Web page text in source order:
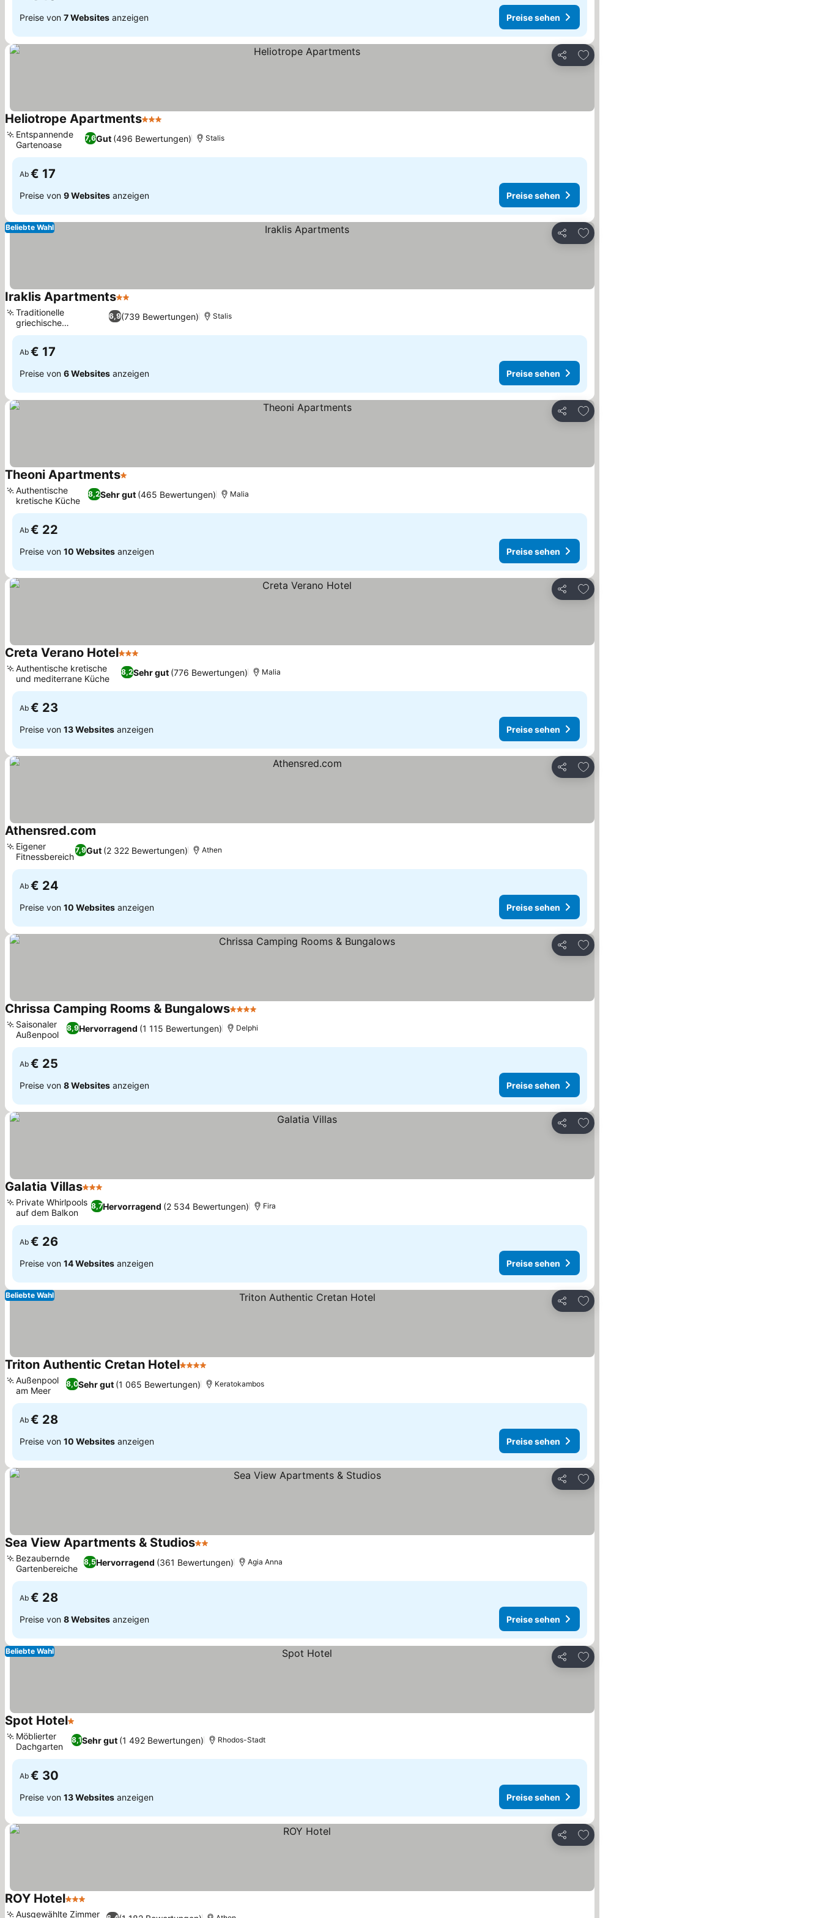
Preise von 7 Websites anzeigen Preise sehen
Teilen
Zu Favoriten hinzufügen
Heliotrope Apartments3 Sterne
7,6Gut (496 Bewertungen)
Entspannende
Gartenoase
Stalis
Ab € 17
Preise von 9 Websites anzeigen Preise sehen
Teilen
Zu Favoriten hinzufügen
Beliebte Wahl
Iraklis Apartments2 Sterne
6,9(739 Bewertungen)
Traditionelle
griechische
Grillabende
Stalis
Ab € 17
Preise von 6 Websites anzeigen Preise sehen
Teilen
Zu Favoriten hinzufügen
Theoni Apartments1 Sterne
8,2Sehr gut (465 Bewertungen)
Authentische
kretische Küche
Malia
Ab € 22
Preise von 10 Websites anzeigen Preise sehen
Teilen
Zu Favoriten hinzufügen
Creta Verano Hotel3 Sterne
8,2Sehr gut (776 Bewertungen)
Authentische kretische
und mediterrane Küche
Malia
Ab € 23
Preise von 13 Websites anzeigen Preise sehen
Teilen
Zu Favoriten hinzufügen
Athensred.com
7,9Gut (2 322 Bewertungen)
Eigener
Fitnessbereich
Athen
Ab € 24
Preise von 10 Websites anzeigen Preise sehen
Teilen
Zu Favoriten hinzufügen
Chrissa Camping Rooms & Bungalows4 Sterne
8,9Hervorragend (1 115 Bewertungen)
Saisonaler
Außenpool
Delphi
Ab € 25
Preise von 8 Websites anzeigen Preise sehen
Teilen
Zu Favoriten hinzufügen
Galatia Villas3 Sterne
8,7Hervorragend (2 534 Bewertungen)
Private Whirlpools
auf dem Balkon
Fira
Ab € 26
Preise von 14 Websites anzeigen Preise sehen
Teilen
Zu Favoriten hinzufügen
Beliebte Wahl
Triton Authentic Cretan Hotel4 Sterne
8,0Sehr gut (1 065 Bewertungen)
Außenpool
am Meer
Keratokambos
Ab € 28
Preise von 10 Websites anzeigen Preise sehen
Teilen
Zu Favoriten hinzufügen
Sea View Apartments & Studios2 Sterne
8,5Hervorragend (361 Bewertungen)
Bezaubernde
Gartenbereiche
Agia Anna
Ab € 28
Preise von 8 Websites anzeigen Preise sehen
Teilen
Zu Favoriten hinzufügen
Beliebte Wahl
Spot Hotel1 Sterne
8,1Sehr gut (1 492 Bewertungen)
Möblierter
Dachgarten
Rhodos-Stadt
Ab € 30
Preise von 13 Websites anzeigen Preise sehen
Teilen
Zu Favoriten hinzufügen
ROY Hotel3 Sterne
Ausgewählte Zimmer